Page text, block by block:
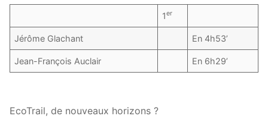
1er
Jérôme Glachant En 4h53’
Jean-François Auclair En 6h29’
EcoTrail, de nouveaux horizons ?